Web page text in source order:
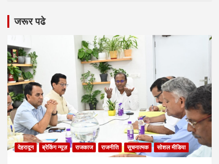
जरूर पढे
देहरादून ब्रेकिंग न्यूज़ राजकाज राजनीति सूचनात्मक सोशल मीडिया